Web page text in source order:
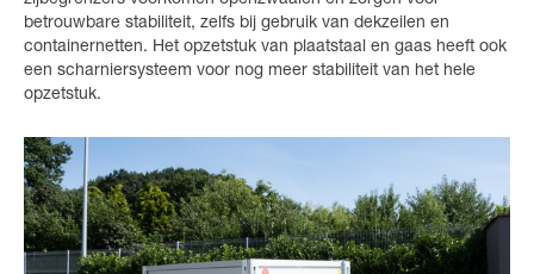
betrouwbare stabiliteit, zelfs bij gebruik van dekzeilen en
containernetten. Het opzetstuk van plaatstaal en gaas heeft ook
een scharniersysteem voor nog meer stabiliteit van het hele
opzetstuk.